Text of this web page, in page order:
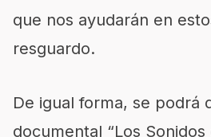
que nos ayudarán en
resguardo.
De igual forma, se podrá
documental “Los Sonidos